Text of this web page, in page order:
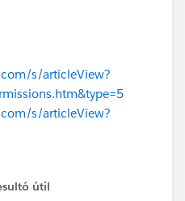
s/articleView?
s/articleView?
útil